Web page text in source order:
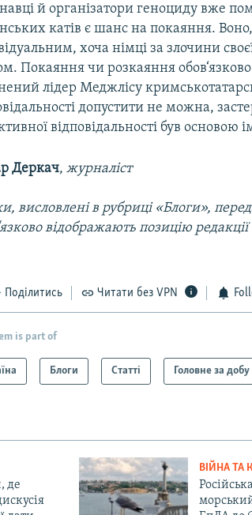
й організатори геноциду вже
катів є шанс на покаяння.
хоча німці за злочини
Покаяння чи розкаяння
лідер Меджлісу
допустити не можна,
відповідальності був
Деркач,журналіст
висловлені в рубриці «Блоги»,
відображають позицію редакції
Поділитись Читати без VPN
is part of
Блоги Статті Головне за добу
де
ВІЙНА ТА